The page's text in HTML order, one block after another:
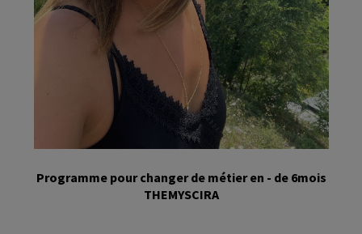
Programme pour changer de métier en - de 6mois
THEMYSCIRA